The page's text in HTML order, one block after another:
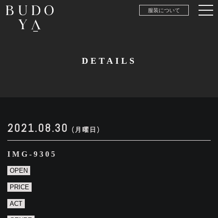
服装について
DETAILS
2021.08.30 (月曜日)
IMG-9305
OPEN
PRICE
ACT